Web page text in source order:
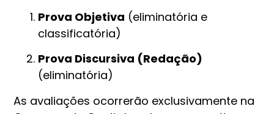
Prova Objetiva (eliminatória e
classificatória)
Prova Discursiva (Redação)
(eliminatória)
As avaliações ocorrerão exclusivamente na